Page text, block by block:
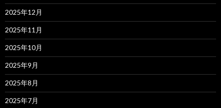
2025年12月
2025年11月
2025年10月
2025年9月
2025年8月
2025年7月